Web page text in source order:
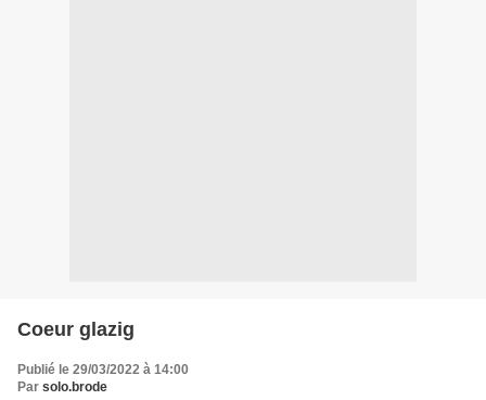
Coeur glazig
Publié le 29/03/2022 à 14:00
Par solo.brode